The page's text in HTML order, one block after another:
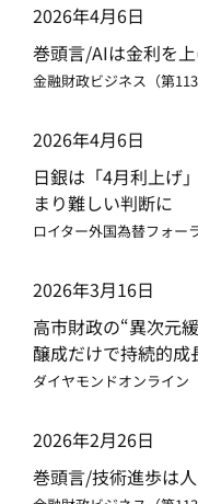
2026年4月6日
巻頭言/AIは金利を
金融財政ビジネス（第
2026年4月6日
日銀は「4月利上げ
まり難しい判断に
ロイター外国為替フォー
2026年3月16日
高市財政の“異次元
醸成だけで持続的
ダイヤモンドオンライン
2026年2月26日
巻頭言/技術進歩は